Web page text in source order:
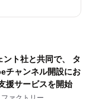
ント社と共同で、 タ
チャンネル開設にお
援サービスを開始